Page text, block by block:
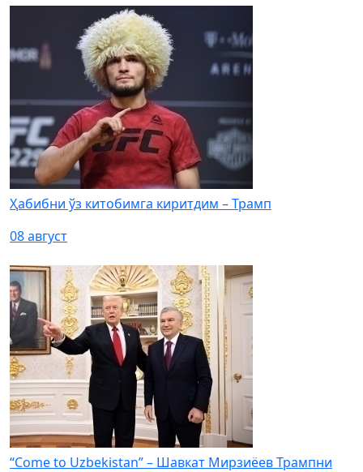
Ҳабибни ўз китобимга киритдим – Трамп
08 август
“Come to Uzbekistan” – Шавкат Мирзиёев Трампни